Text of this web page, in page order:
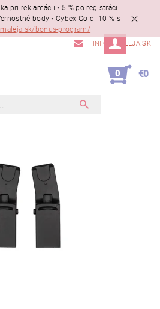
pri reklamácii • 5 % po registrácii
body • Cybex Gold -10 % s
bonus-program/
INFO@MALEJA.SK
0 €0